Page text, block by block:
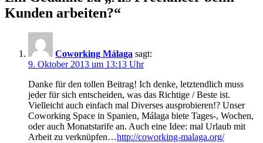
Kunden arbeiten?“
Coworking Málaga sagt:
9. Oktober 2013 um 13:13 Uhr
Danke für den tollen Beitrag! Ich denke, letztendlich muss
jeder für sich entscheiden, was das Richtige / Beste ist.
Vielleicht auch einfach mal Diverses ausprobieren!? Unser
Coworking Space in Spanien, Málaga biete Tages-, Wochen,
oder auch Monatstarife an. Auch eine Idee: mal Urlaub mit
Arbeit zu verknüpfen…http://coworking-malaga.org/